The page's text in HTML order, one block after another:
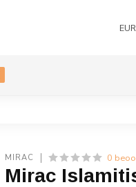
EUR
MIRAC 0
Mirac